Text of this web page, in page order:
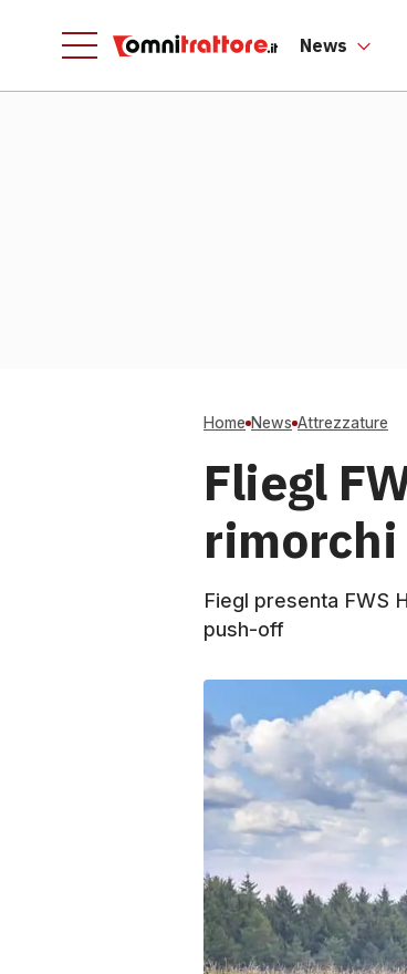
News
Home News Attrezzature
Fliegl
rimorchi
Fiegl presenta FWS
push-off